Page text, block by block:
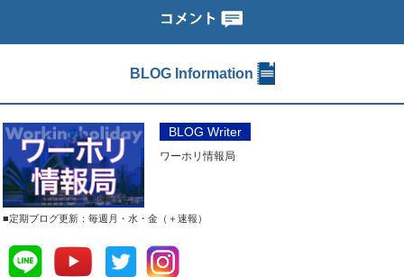
BLOG Information
BLOG Writer
ワーホリ情報局
■定期ブログ更新：毎週月・水・金（＋速報）